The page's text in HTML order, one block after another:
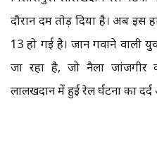
दौरान दम तोड़ दिया है। अब इस
13 हो गई है। जान गवाने वाली
जा रहा है, जो नैला जांजगीर
लालखदान में हुई रेल दुर्घटना का